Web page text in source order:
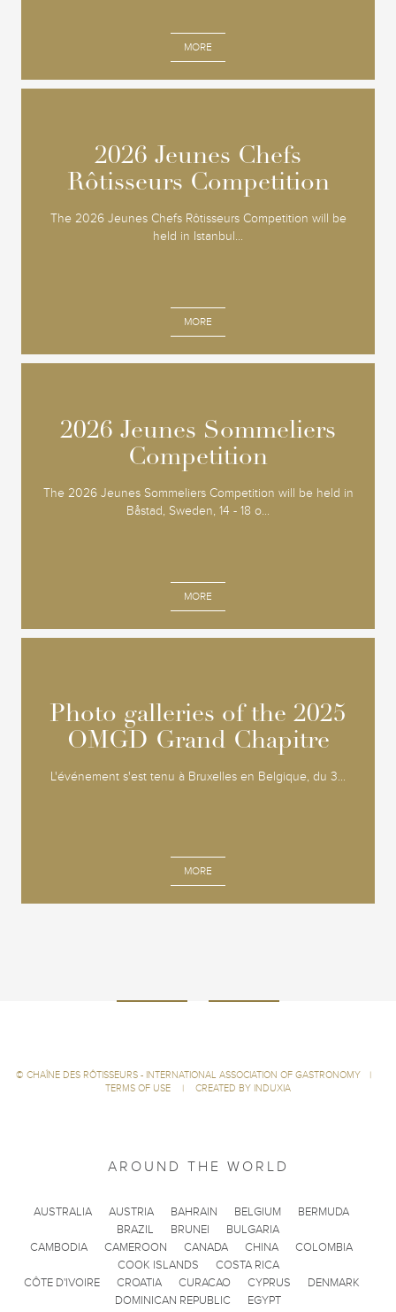
MORE
2026 Jeunes Chefs
Rôtisseurs Competition
The 2026 Jeunes Chefs Rôtisseurs Competition will be
held in Istanbul...
MORE
2026 Jeunes Chefs
Rôtisseurs Competition
2026 Jeunes Sommeliers
Competition
The 2026 Jeunes Sommeliers Competition will be held in
Båstad, Sweden, 14 - 18 o...
MORE
2026 Jeunes Sommeliers
Competition
Photo galleries of the 2025
OMGD Grand Chapitre
L'événement s'est tenu à Bruxelles en Belgique, du 3...
MORE
Photo galleries of the 2025
OMGD Grand Chapitre
© CHAÎNE DES RÔTISSEURS - INTERNATIONAL ASSOCIATION OF GASTRONOMY
|
TERMS OF USE
| CREATED BY INDUXIA
AROUND THE WORLD
AUSTRALIA AUSTRIA BAHRAIN BELGIUM
BERMUDA
BRAZIL
BRUNEI
BULGARIA
CAMBODIA
CAMEROON CANADA CHINA
COLOMBIA
COOK ISLANDS
COSTA RICA
CÔTE D'IVOIRE
CROATIA CURACAO CYPRUS
DENMARK
DOMINICAN REPUBLIC
EGYPT